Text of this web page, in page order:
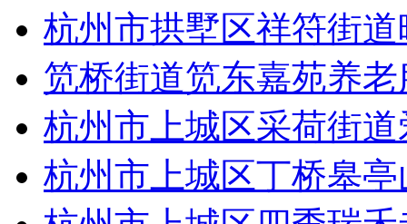
杭州市拱墅区祥符街
笕桥街道笕东嘉苑养
杭州市上城区采荷街
杭州市上城区丁桥皋